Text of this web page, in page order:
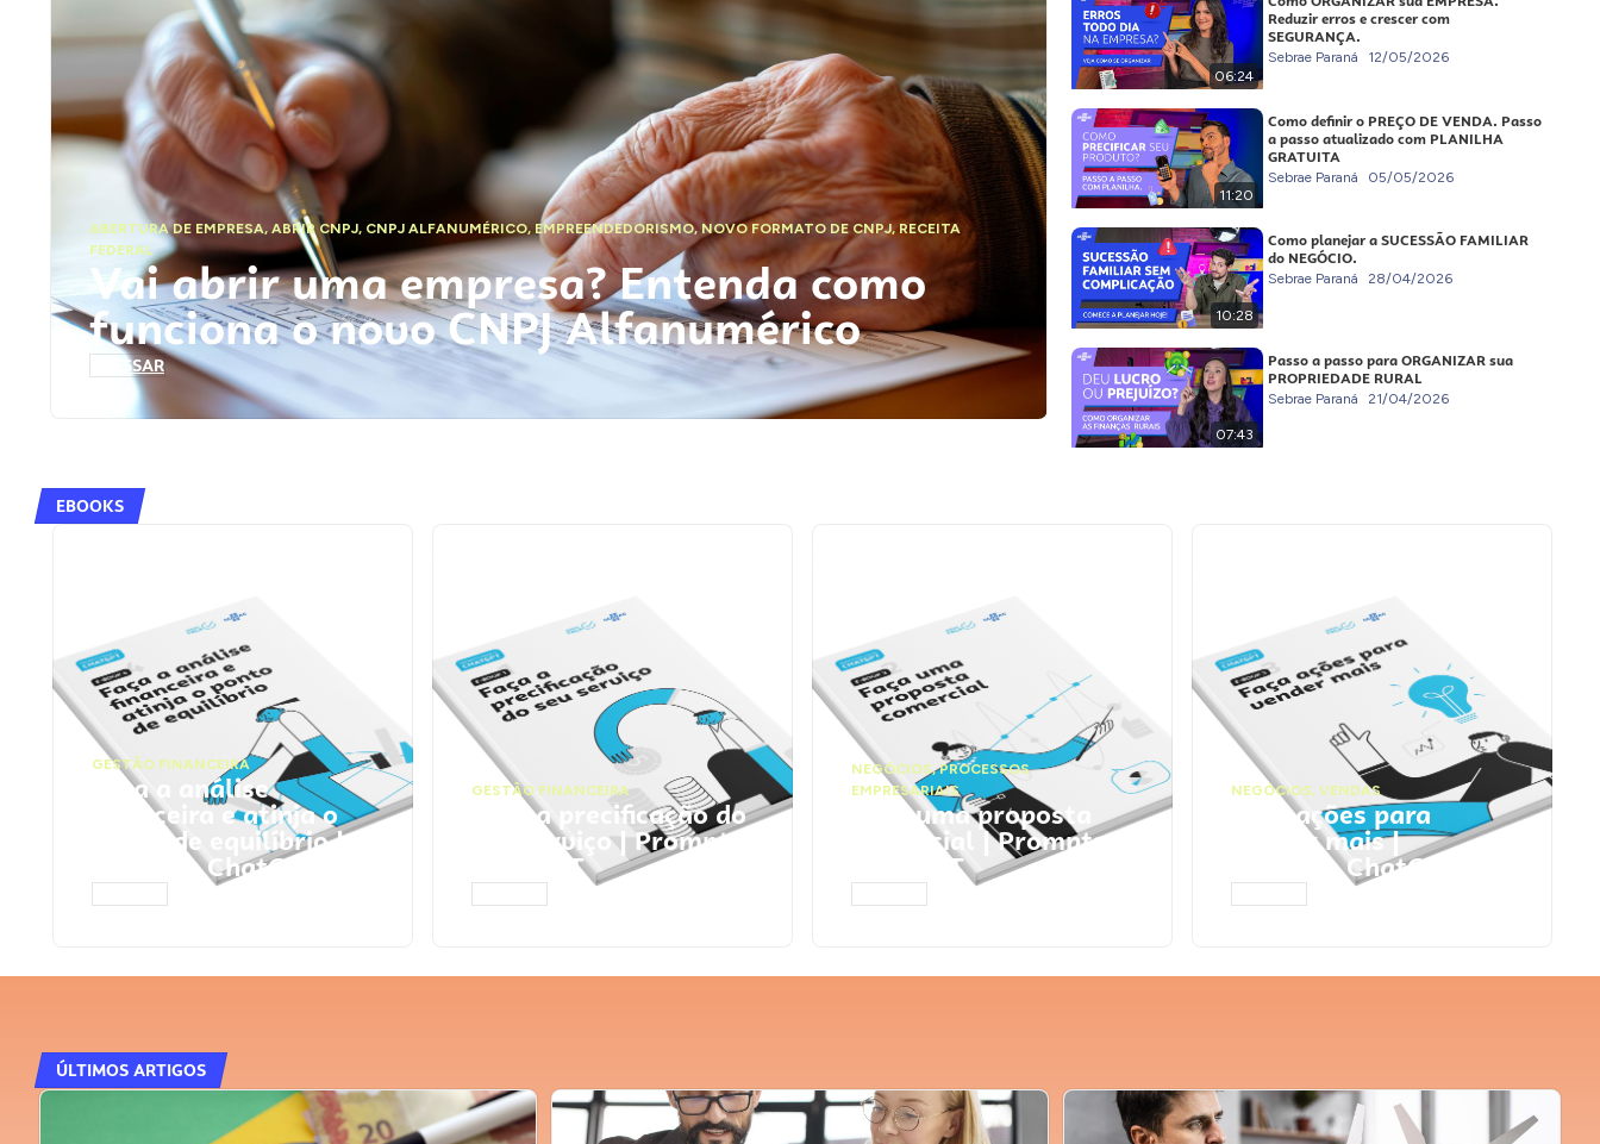
ABERTURA DE EMPRESA,ABRIR CNPJ, CNPJ ALFANUMÉRICO, EMPREENDEDORISMO,NOVO FORMATO DE CNPJ,RECEITA
FEDERAL
Vai abrir uma empresa? Entenda como
funciona o novo CNPJ Alfanumérico
ACESSAR
06:24
Reduzir erros e crescer com
SEGURANÇA.
Sebrae Paraná 12/05/2026
11:20
Como definir o PREÇO DE VENDA. Passo
a passo atualizado com PLANILHA
GRATUITA
Sebrae Paraná 05/05/2026
10:28
Como planejar a SUCESSÃO FAMILIAR
do NEGÓCIO.
Sebrae Paraná 28/04/2026
07:43
Passo a passo para ORGANIZAR sua
PROPRIEDADE RURAL
Sebrae Paraná 21/04/2026
EBOOKS
GESTÃO FINANCEIRA
Faça a análise
financeira e atinja o
ponto de equilíbrio |
Prompts ChatGPT
GESTÃO FINANCEIRA
Faça a precificação do
seu serviço | Prompts
ChatGPT
NEGÓCIOS,PROCESSOS
EMPRESARIAIS
Faça uma proposta
comercial | Prompts
ChatGPT
NEGÓCIOS, VENDAS
Faça ações para
vender mais |
Prompts ChatGPT
ÚLTIMOS ARTIGOS